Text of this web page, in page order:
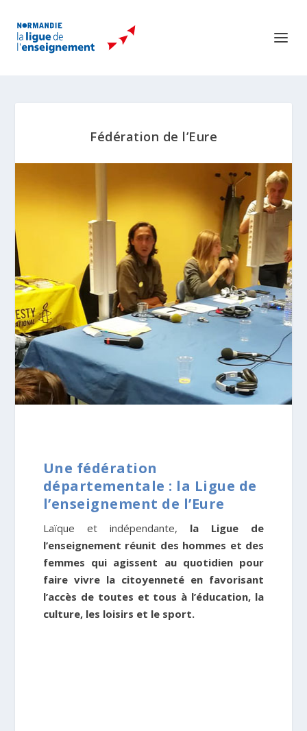
Fédération de l’Eure
Une fédération
départementale : la Ligue de
l’enseignement de l’Eure
Laïque et indépendante, la Ligue de
l’enseignement réunit des hommes et des
femmes qui agissent au quotidien pour
faire vivre la citoyenneté en favorisant
l’accès de toutes et tous à l’éducation, la
culture, les loisirs et le sport.